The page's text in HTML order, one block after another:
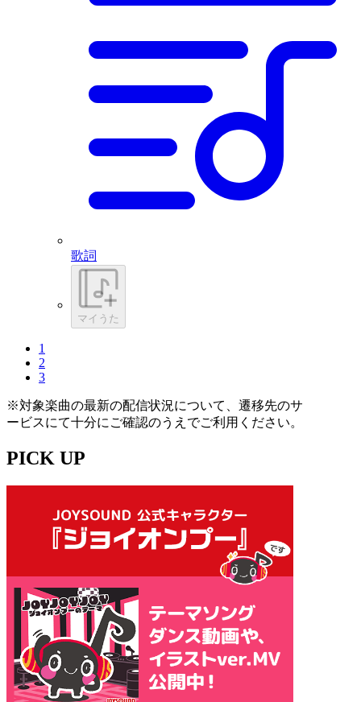
歌詞
マイうた
1
2
3
※対象楽曲の最新の配信状況について、遷移先のサ
ービスにて十分にご確認のうえでご利用ください。
PICK UP